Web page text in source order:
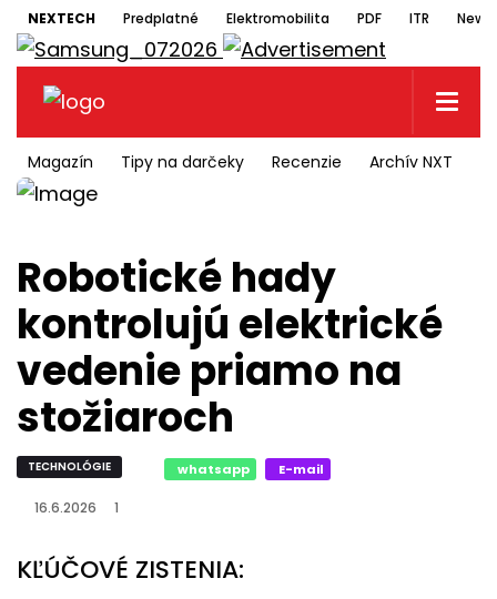
NEXTECH Predplatné Elektromobilita PDF ITR
Magazín Tipy na darčeky Recenzie Archív NXT
Robotické hady
kontrolujú elektrické
vedenie priamo na
stožiaroch
TECHNOLÓGIE whatsapp E-mail
16.6.2026 1
KĽÚČOVÉ ZISTENIA: